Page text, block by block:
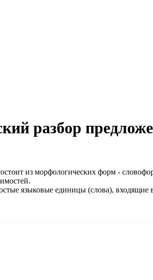
разбор
из морфологических форм -
языковые единицы (слова),